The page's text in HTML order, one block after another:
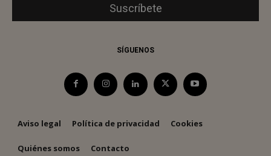
SÍGUENOS
Aviso legal Política de privacidad Cookies
Quiénes somos Contacto